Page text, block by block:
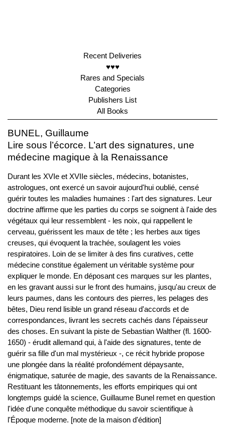
Recent Deliveries
♥♥♥
Rares and Specials
Categories
Publishers List
All Books
BUNEL, Guillaume
Lire sous l’écorce. L’art des signatures, une
médecine magique à la Renaissance
Durant les XVIe et XVIIe siècles, médecins, botanistes,
astrologues, ont exercé un savoir aujourd'hui oublié, censé
guérir toutes les maladies humaines : l'art des signatures. Leur
doctrine affirme que les parties du corps se soignent à l'aide des
végétaux qui leur ressemblent - les noix, qui rappellent le
cerveau, guérissent les maux de tête ; les herbes aux tiges
creuses, qui évoquent la trachée, soulagent les voies
respiratoires. Loin de se limiter à des fins curatives, cette
médecine constitue également un véritable système pour
expliquer le monde. En déposant ces marques sur les plantes,
en les gravant aussi sur le front des humains, jusqu'au creux de
leurs paumes, dans les contours des pierres, les pelages des
bêtes, Dieu rend lisible un grand réseau d'accords et de
correspondances, livrant les secrets cachés dans l'épaisseur
des choses. En suivant la piste de Sebastian Walther (fl. 1600-
1650) - érudit allemand qui, à l'aide des signatures, tente de
guérir sa fille d'un mal mystérieux -, ce récit hybride propose
une plongée dans la réalité profondément dépaysante,
énigmatique, saturée de magie, des savants de la Renaissance.
Restituant les tâtonnements, les efforts empiriques qui ont
longtemps guidé la science, Guillaume Bunel remet en question
l'idée d'une conquête méthodique du savoir scientifique à
l'Époque moderne. [note de la maison d'édition]